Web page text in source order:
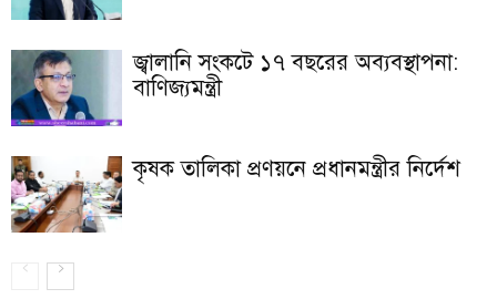
জ্বালানি সংকটে ১৭ বছরের অব্যবস্থাপনা:
বাণিজ্যমন্ত্রী
কৃষক তালিকা প্রণয়নে প্রধানমন্ত্রীর নির্দেশ